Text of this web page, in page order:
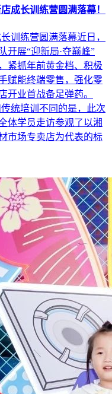
成长训练营圆满落幕！
训练营圆满落幕近日，
开展“迎新局·夺巅峰”
抓年前黄金档、积极
赋能终端零售，强化零
开业首战备足弹药。
统培训不同的是，此次
体学员走访参观了以湘
市场专卖店为代表的标